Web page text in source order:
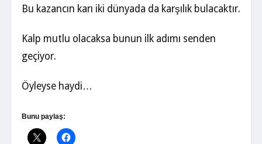
Bu kazancın karı iki dünyada da karşılık bulacaktır.
Kalp mutlu olacaksa bunun ilk adımı senden
geçiyor.
Öyleyse haydi…
Bunu paylaş: